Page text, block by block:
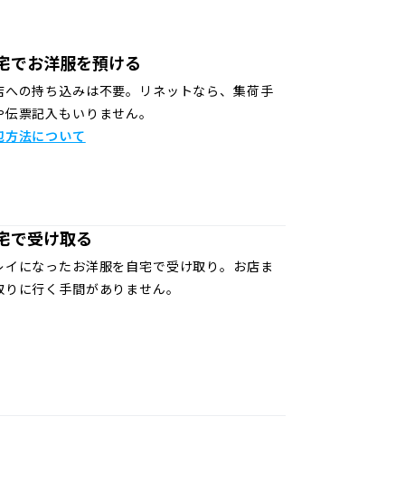
でお洋服を預ける
への持ち込みは不要。リネットなら、集荷手
伝票記入もいりません。
方法について
で受け取る
イになったお洋服を自宅で受け取り。お店ま
りに行く手間がありません。